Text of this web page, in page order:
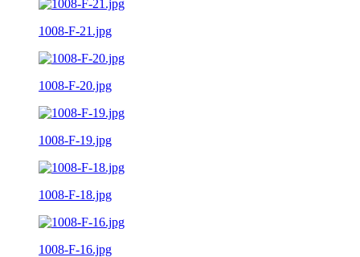
1008-F-21.jpg
1008-F-20.jpg
1008-F-19.jpg
1008-F-18.jpg
1008-F-16.jpg